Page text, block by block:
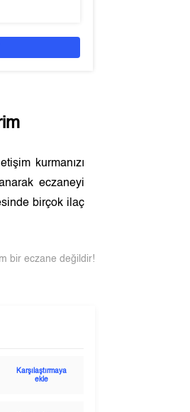
kurmanızı
eczaneyi
birçok ilaç
bir eczane değildir!
Karşılaştırmaya
ekle